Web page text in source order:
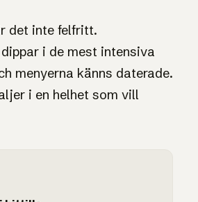
det inte felfritt.
i de mest intensiva
menyerna känns daterade.
i en helhet som vill